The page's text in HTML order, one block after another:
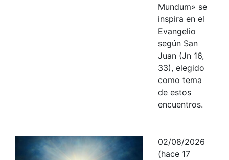
Mundum» se
inspira en el
Evangelio
según San
Juan (Jn 16,
33), elegido
como tema
de estos
encuentros.
02/08/2026
(hace 17